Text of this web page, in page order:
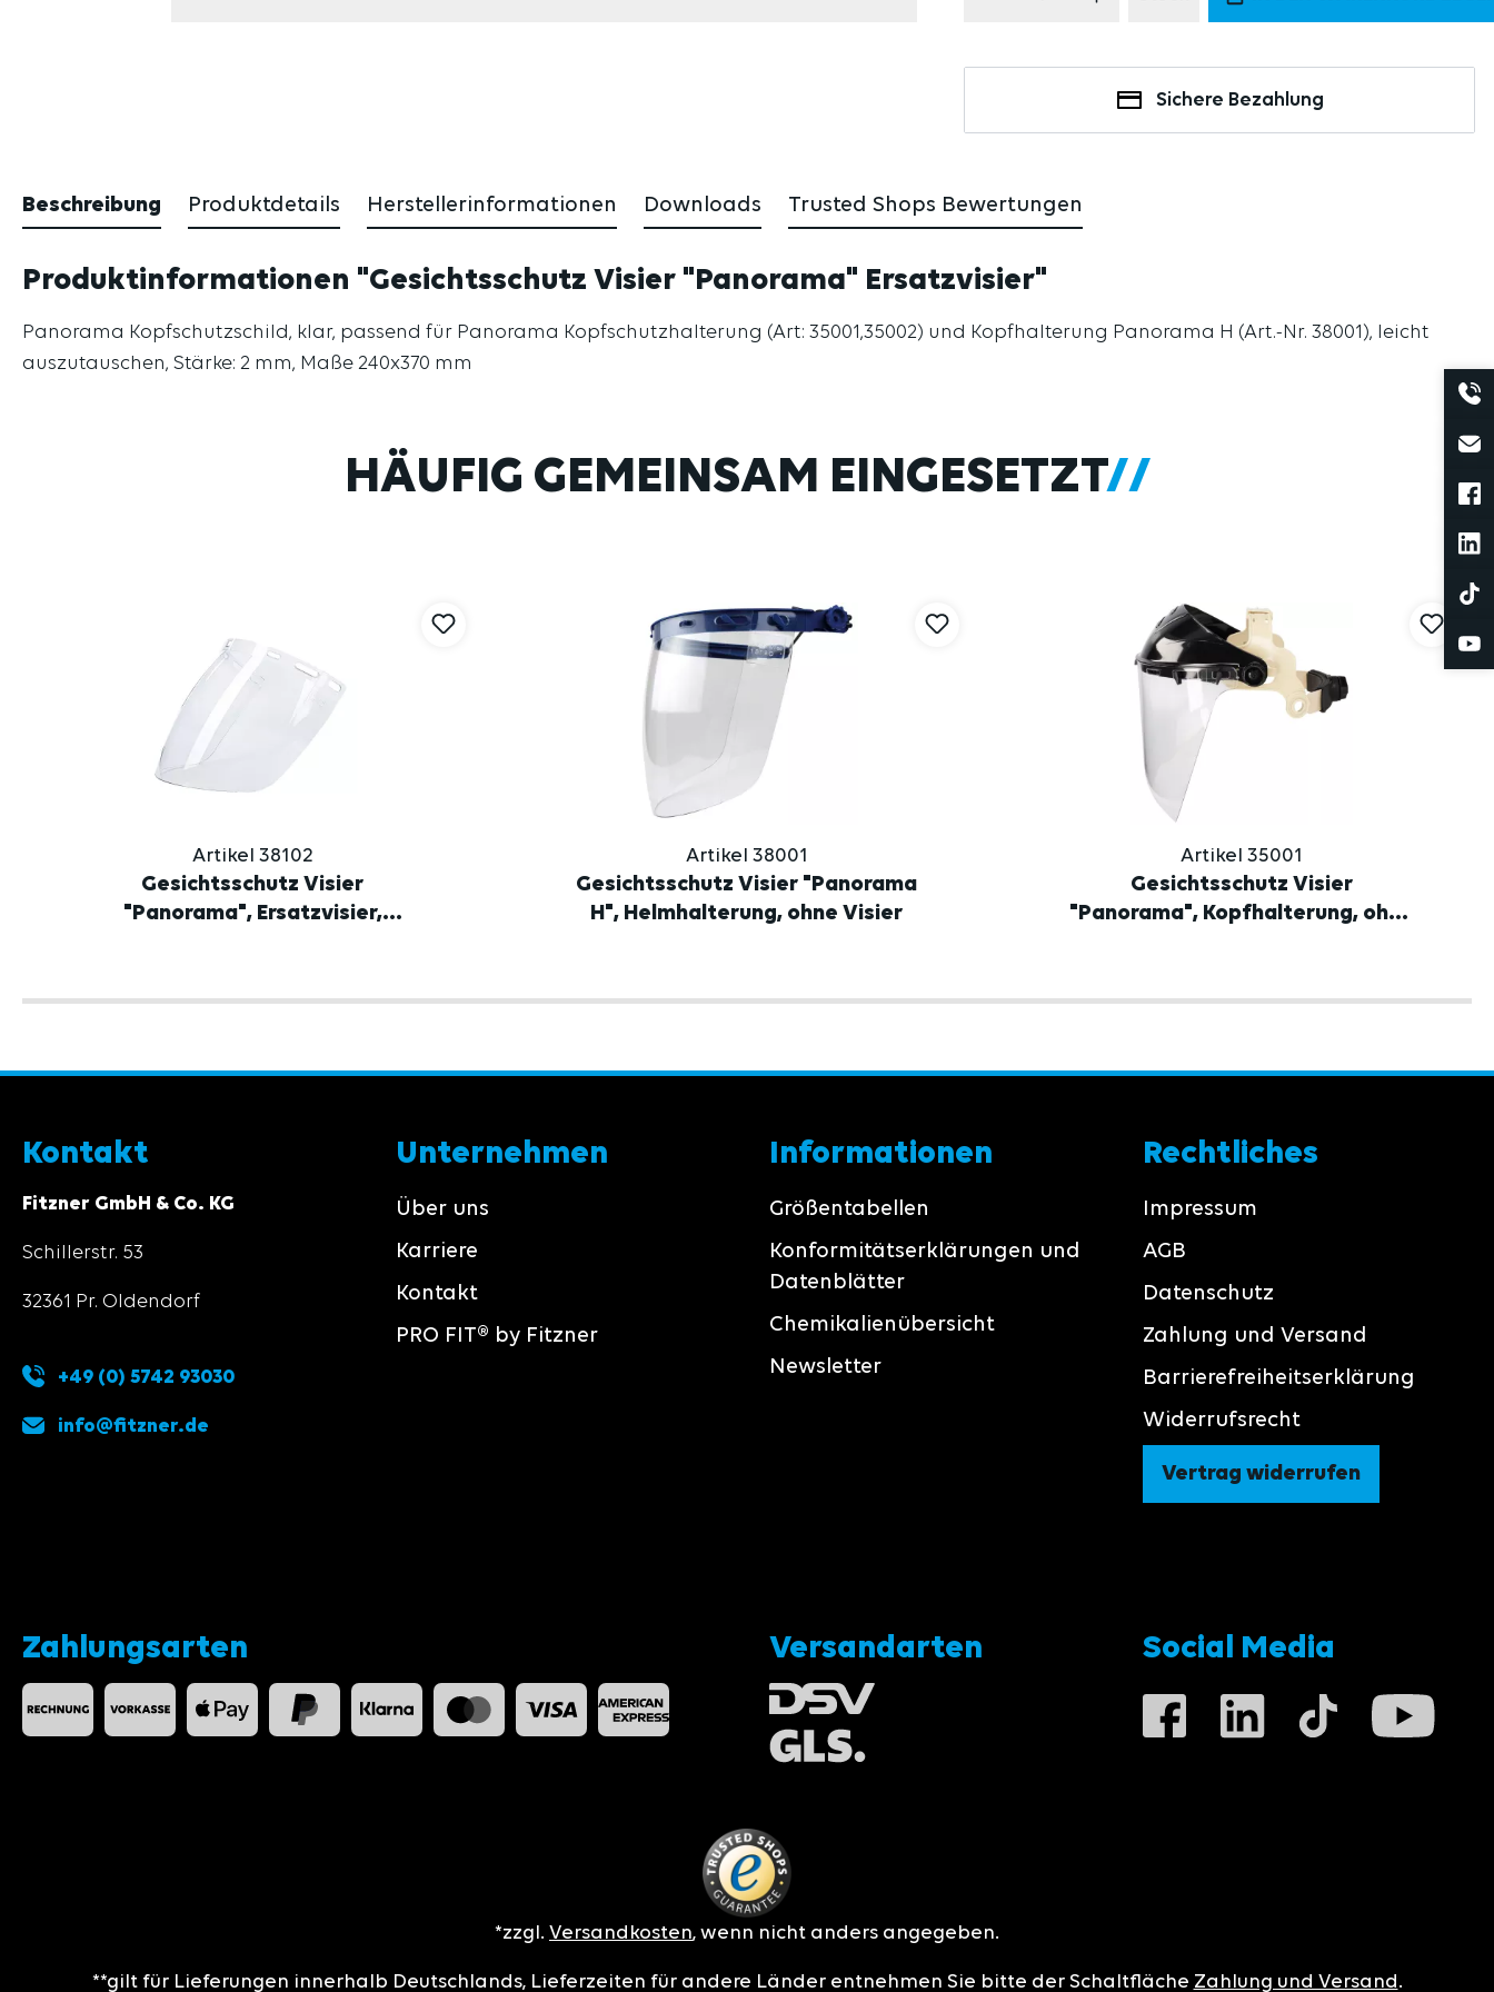
Sichere Bezahlung
Beschreibung Produktdetails Herstellerinformationen Downloads Trusted Shops Bewertungen
Produktinformationen "Gesichtsschutz Visier "Panorama" Ersatzvisier"
Panorama Kopfschutzschild, klar, passend für Panorama Kopfschutzhalterung (Art: 35001,35002) und Kopfhalterung Panorama H (Art.-Nr. 38001), leicht
auszutauschen, Stärke: 2 mm, Maße 240x370 mm
HÄUFIG GEMEINSAM EINGESETZT
Artikel 38102
Gesichtsschutz Visier
"Panorama", Ersatzvisier,
Artikel 38001
Gesichtsschutz Visier "Panorama
H", Helmhalterung, ohne Visier
Artikel 35001
Gesichtsschutz Visier
"Panorama", Kopfhalterung, ohne
Kontakt
Fitzner GmbH & Co. KG
Schillerstr. 53
32361 Pr. Oldendorf
+49 (0) 5742 93030
info@fitzner.de
Unternehmen
Über uns
Karriere
Kontakt
PRO FIT® by Fitzner
Informationen
Größentabellen
Konformitätserklärungen und
Datenblätter
Chemikalienübersicht
Newsletter
Rechtliches
Impressum
AGB
Datenschutz
Zahlung und Versand
Barrierefreiheitserklärung
Widerrufsrecht
Vertrag widerrufen
Zahlungsarten Versandarten Social Media
*zzgl. Versandkosten, wenn nicht anders angegeben.
**gilt für Lieferungen innerhalb Deutschlands, Lieferzeiten für andere Länder entnehmen Sie bitte der Schaltfläche Zahlung und Versand .